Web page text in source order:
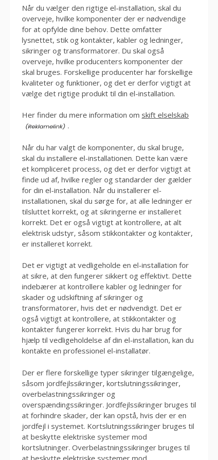
Når du vælger den rigtige el-installation, skal du
overveje, hvilke komponenter der er nødvendige
for at opfylde dine behov. Dette omfatter
lysnettet, stik og kontakter, kabler og ledninger,
sikringer og transformatorer. Du skal også
overveje, hvilke producenters komponenter der
skal bruges. Forskellige producenter har forskellige
kvaliteter og funktioner, og det er derfor vigtigt at
vælge det rigtige produkt til din el-installation.
Her finder du mere information om skift elselskab
.
Når du har valgt de komponenter, du skal bruge,
skal du installere el-installationen. Dette kan være
et kompliceret process, og det er derfor vigtigt at
finde ud af, hvilke regler og standarder der gælder
for din el-installation. Når du installerer el-
installationen, skal du sørge for, at alle ledninger er
tilsluttet korrekt, og at sikringerne er installeret
korrekt. Det er også vigtigt at kontrollere, at alt
elektrisk udstyr, såsom stikkontakter og kontakter,
er installeret korrekt.
Det er vigtigt at vedligeholde en el-installation for
at sikre, at den fungerer sikkert og effektivt. Dette
indebærer at kontrollere kabler og ledninger for
skader og udskiftning af sikringer og
transformatorer, hvis det er nødvendigt. Det er
også vigtigt at kontrollere, at stikkontakter og
kontakter fungerer korrekt. Hvis du har brug for
hjælp til vedligeholdelse af din el-installation, kan du
kontakte en professionel el-installatør.
Der er flere forskellige typer sikringer tilgængelige,
såsom jordfejlssikringer, kortslutningssikringer,
overbelastningssikringer og
overspændingssikringer. Jordfejlssikringer bruges til
at forhindre skader, der kan opstå, hvis der er en
jordfejl i systemet. Kortslutningssikringer bruges til
at beskytte elektriske systemer mod
kortslutninger. Overbelastningssikringer bruges til
at beskytte elektriske systemer mod